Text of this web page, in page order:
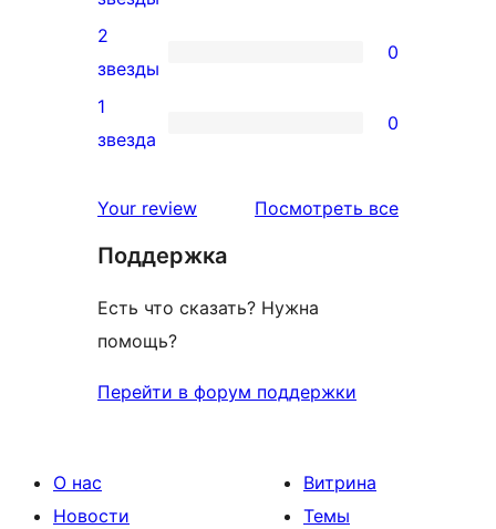
отзыв
3-
звездный
отзыв
0
2-
звездный
2
звезды
0
0
звездный
1
звезда
0
Your review Посмотреть всеотзывы
Поддержка
Есть что сказать? Нужна
помощь?
Перейти в форум поддержки
О нас
Новости
Витрина
Темы